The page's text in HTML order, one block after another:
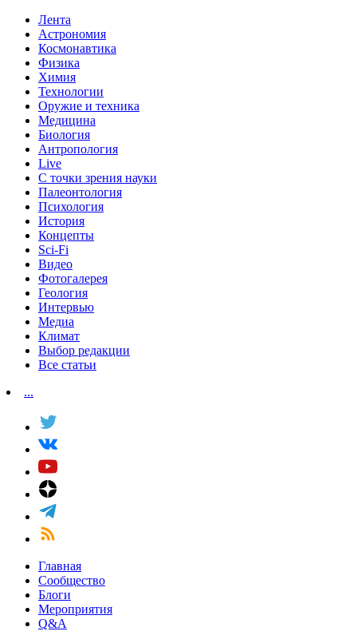
Лента
Астрономия
Космонавтика
Физика
Химия
Технологии
Оружие и техника
Медицина
Биология
Антропология
Live
С точки зрения науки
Палеонтология
Психология
История
Концепты
Sci-Fi
Видео
Фотогалерея
Геология
Интервью
Медиа
Климат
Выбор редакции
Все статьи
...
Главная
Сообщество
Блоги
Мероприятия
Q&A